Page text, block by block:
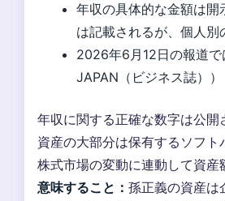
年収の具体的な金額は
は記載されるが、個人別
2026年6月12日の報道
JAPAN（ビジネス誌））
年収に関する正確な数字は公開
資産の大部分は保有するソフ
株式市場の変動に連動して資産
意味すること： 孫正義の資産は